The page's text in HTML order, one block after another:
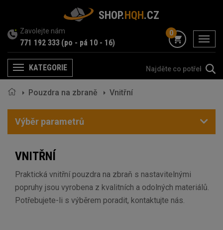
SHOP.HQH.CZ
Zavolejte nám
771 192 333 (po - pá 10 - 16) menu
0
MenuKATEGORIE
Pouzdra na zbraně Vnitřní
Výběr parametrů
VNITŘNÍ
Praktická vnitřní pouzdra na zbraň s nastavitelnými
popruhy jsou vyrobena z kvalitních a odolných materiálů.
Potřebujete-li s výběrem poradit, kontaktujte nás.